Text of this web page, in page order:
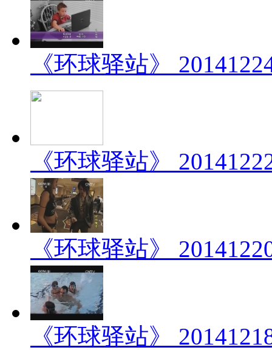
《环球驿站》
《环球驿站》
《环球驿站》
《环球驿站》